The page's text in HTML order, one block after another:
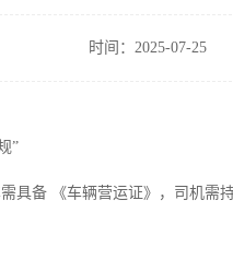
时间：2025-07-25
”
具备 《车辆营运证》，司机需